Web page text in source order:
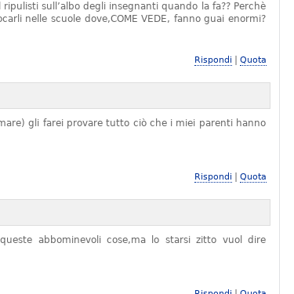
sull’albo degli insegnanti quando la fa?? Perchè
nelle scuole dove,COME VEDE, fanno guai enormi?
Rispondi Quota
gli farei provare tutto ciò che i miei parenti hanno
Rispondi Quota
abbominevoli cose,ma lo starsi zitto vuol dire